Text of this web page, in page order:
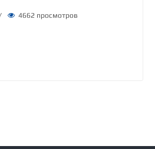
4662 просмотров